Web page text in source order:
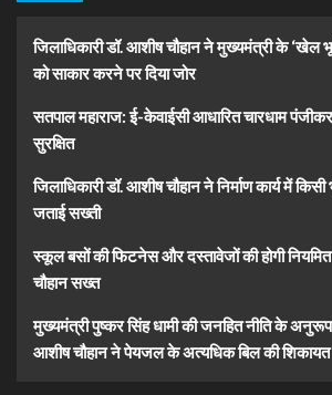
जिलाधिकारी डॉ. आशीष चौहान ने मुख्यमंत्री के ‘खेल
को साकार करने पर दिया जोर
सतपाल महाराज: ई-केवाईसी आधारित चारधाम
सुरक्षित
जिलाधिकारी डॉ. आशीष चौहान ने निर्माण कार्य में
जताई सख्ती
स्कूल बसों की फिटनेस और दस्तावेजों की होगी
चौहान सख्त
मुख्यमंत्री पुष्कर सिंह धामी की जनहित नीति के अनुरूप
आशीष चौहान ने पेयजल के अत्यधिक बिल की शिकायत